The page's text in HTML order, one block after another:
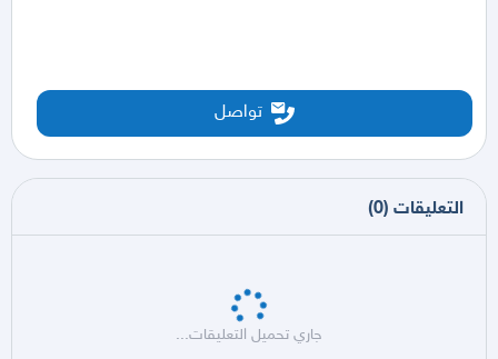
تواصل
التعليقات (
0
)
جاري تحميل التعليقات...